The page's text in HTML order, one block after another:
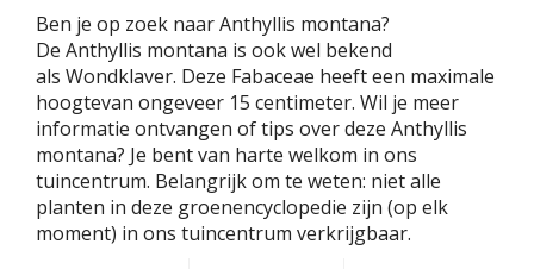
Ben je op zoek naar Anthyllis montana?
De Anthyllis montana is ook wel bekend
als Wondklaver. Deze Fabaceae heeft een maximale
hoogtevan ongeveer 15 centimeter. Wil je meer
informatie ontvangen of tips over deze Anthyllis
montana? Je bent van harte welkom in ons
tuincentrum. Belangrijk om te weten: niet alle
planten in deze groenencyclopedie zijn (op elk
moment) in ons tuincentrum verkrijgbaar.